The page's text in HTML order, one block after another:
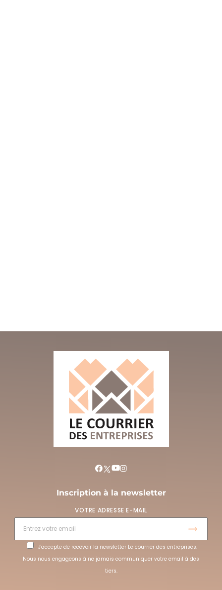
Inscription à la newsletter
VOTRE ADRESSE E-MAIL
J'accepte de recevoir la newsletter Le courrier des entreprises.
Nous nous engageons à ne jamais communiquer votre email à des
tiers.